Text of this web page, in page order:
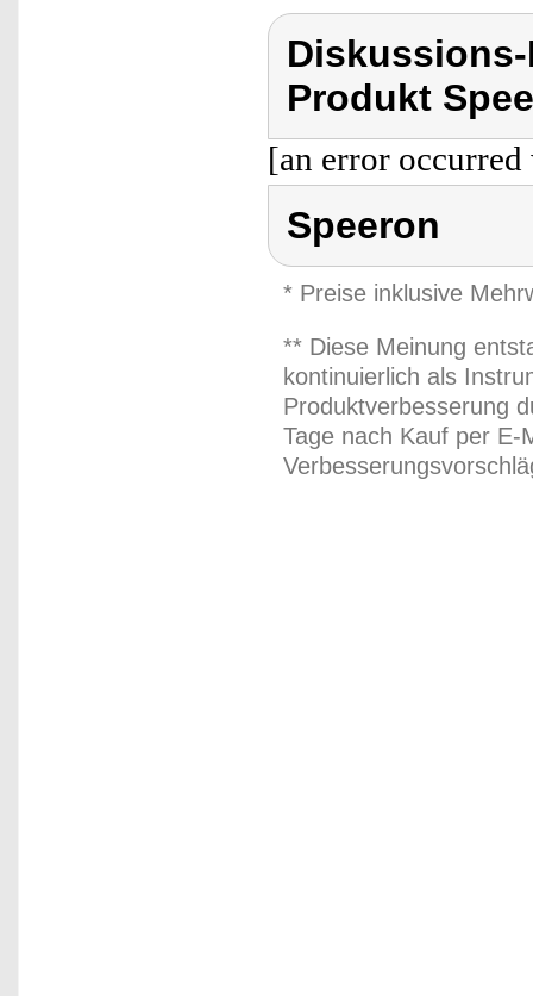
Produkt
[an error
Speeron
* Preise inklusive
** Diese Meinung
kontinuierlich als
Produktverbesserung
Tage nach Kauf per E-